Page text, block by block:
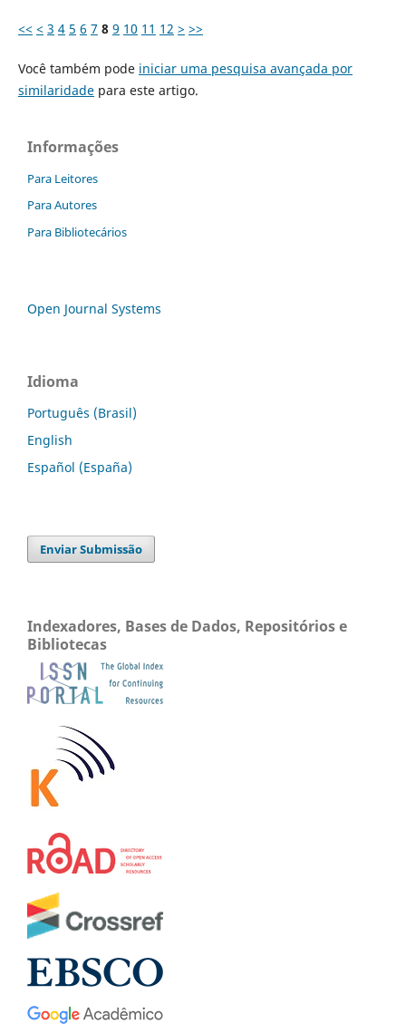
<< < 3 4 5 6 7 8 9 10 11 12 > >>
Você também pode iniciar uma pesquisa avançada por
similaridadepara este artigo.
Informações
Para Leitores
Para Autores
Para Bibliotecários
Open Journal Systems
Idioma
Português (Brasil)
English
Español (España)
Enviar Submissão
Indexadores, Bases de Dados, Repositórios e
Bibliotecas